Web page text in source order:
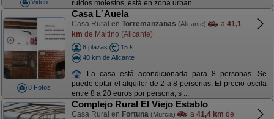
Video ruidos molestos, está en zona urban ...
8 Fotos
Casa L´Auela
Casa Rural en Torremanzanas (Alicante) a 41,1
km de Maitino (Alicante)
8 plazas
15 €
40 km de Alicante
La casa está acondicionada para 8 personas. Se
puede optar el alquiler de 2 a 8 personas. El precio oscila
entre 8 a 20 euros por persona, s ...
Complejo Rural El Viejo Establo
Casa Rural en Fortuna (Murcia) a 41,4 km de